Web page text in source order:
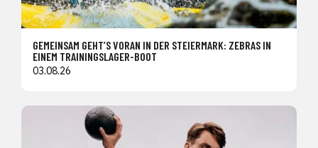
GEMEINSAM GEHT’S VORAN IN DER STEIERMARK: ZEBRAS IN
EINEM TRAININGSLAGER-BOOT
03.08.26